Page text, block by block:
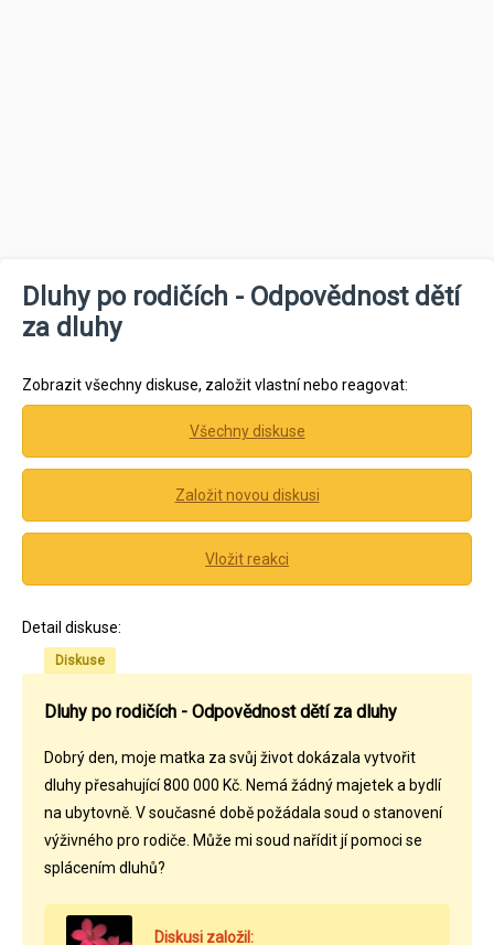
Dluhy po rodičích - Odpovědnost dětí
za dluhy
Zobrazit všechny diskuse, založit vlastní nebo reagovat:
Všechny diskuse
Založit novou diskusi
Vložit reakci
Detail diskuse:
Diskuse
Dluhy po rodičích - Odpovědnost dětí za dluhy
Dobrý den, moje matka za svůj život dokázala vytvořit
dluhy přesahující 800 000 Kč. Nemá žádný majetek a bydlí
na ubytovně. V současné době požádala soud o stanovení
výživného pro rodiče. Může mi soud nařídit jí pomoci se
splácením dluhů?
Diskusi založil: